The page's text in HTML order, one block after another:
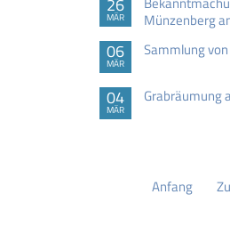
MÄR
Münzenberg
06
MÄR
Sammlung
04
MÄR
Grabräumung
Anfang